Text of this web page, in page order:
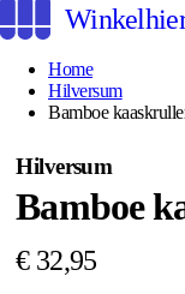
Home
Hilversum
Bamboe
Hilversum
Bamboe
€ 32,95